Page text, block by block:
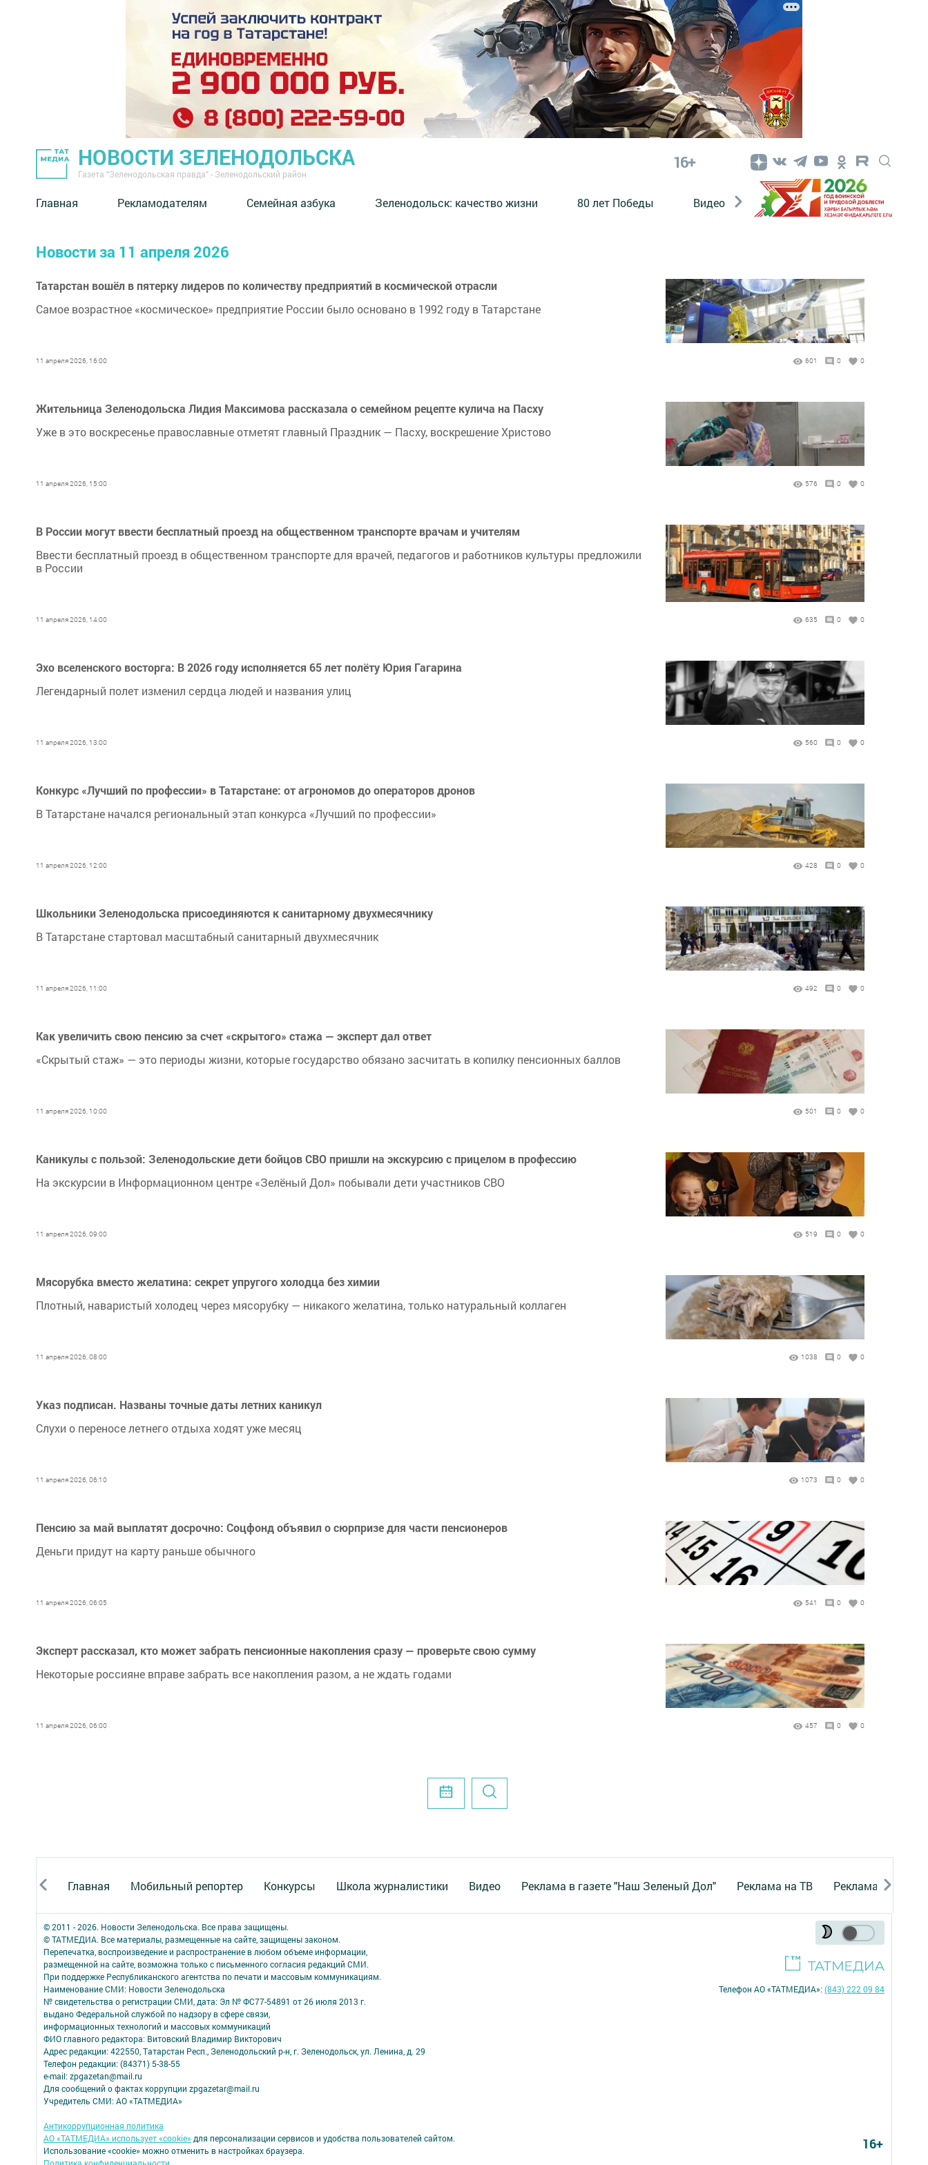
НОВОСТИ ЗЕЛЕНОДОЛЬСКА
Газета "Зеленодольская правда" - Зеленодольский район
16+
Главная Рекламодателям Семейная азбука ⁠Зеленодольск: качество жизни 80 лет Победы Видео Конкурсы ЭтноДети
Новости за 11 апреля 2026
Татарстан вошёл в пятерку лидеров по количеству предприятий в космической отрасли
Самое возрастное «космическое» предприятие России было основано в 1992 году в Татарстане
11 апреля 2026, 16:00 601 0 0
Жительница Зеленодольска Лидия Максимова рассказала о семейном рецепте кулича на Пасху
Уже в это воскресенье православные отметят главный Праздник — Пасху, воскрешение Христово
11 апреля 2026, 15:00 576 0 0
В России могут ввести бесплатный проезд на общественном транспорте врачам и учителям
Ввести бесплатный проезд в общественном транспорте для врачей, педагогов и работников культуры предложили
в России
11 апреля 2026, 14:00 635 0 0
Эхо вселенского восторга: В 2026 году исполняется 65 лет полёту Юрия Гагарина
Легендарный полет изменил сердца людей и названия улиц
11 апреля 2026, 13:00 560 0 0
Конкурс «Лучший по профессии» в Татарстане: от агрономов до операторов дронов
В Татарстане начался региональный этап конкурса «Лучший по профессии»
11 апреля 2026, 12:00 428 0 0
Школьники Зеленодольска присоединяются к санитарному двухмесячнику
В Татарстане стартовал масштабный санитарный двухмесячник
11 апреля 2026, 11:00 492 0 0
Как увеличить свою пенсию за счет «скрытого» стажа — эксперт дал ответ
«Скрытый стаж» — это периоды жизни, которые государство обязано засчитать в копилку пенсионных баллов
11 апреля 2026, 10:00 501 0 0
Каникулы с пользой: Зеленодольские дети бойцов СВО пришли на экскурсию с прицелом в профессию
На экскурсии в Информационном центре «Зелёный Дол» побывали дети участников СВО
11 апреля 2026, 09:00 519 0 0
Мясорубка вместо желатина: секрет упругого холодца без химии
Плотный, наваристый холодец через мясорубку — никакого желатина, только натуральный коллаген
11 апреля 2026, 08:00 1038 0 0
Указ подписан. Названы точные даты летних каникул
Слухи о переносе летнего отдыха ходят уже месяц
11 апреля 2026, 06:10 1073 0 0
Пенсию за май выплатят досрочно: Соцфонд объявил о сюрпризе для части пенсионеров
Деньги придут на карту раньше обычного
11 апреля 2026, 06:05 541 0 0
Эксперт рассказал, кто может забрать пенсионные накопления сразу — проверьте свою сумму
Некоторые россияне вправе забрать все накопления разом, а не ждать годами
11 апреля 2026, 06:00 457 0 0
Главная Мобильный репортер Конкурсы Школа журналистики Видео Реклама в газете "Наш Зеленый Дол" Реклама на ТВ Реклама в
© 2011 - 2026. Новости Зеленодольска. Все права защищены.
© ТАТМЕДИА. Все материалы, размещенные на сайте, защищены законом.
Перепечатка, воспроизведение и распространение в любом объеме информации,
размещенной на сайте, возможна только с письменного согласия редакций СМИ.
При поддержке Республиканского агентства по печати и массовым коммуникациям.
Наименование СМИ: Новости Зеленодольска
№ свидетельства о регистрации СМИ, дата: Эл № ФС77-54891 от 26 июля 2013 г.
выдано Федеральной службой по надзору в сфере связи,
информационных технологий и массовых коммуникаций
ФИО главного редактора: Витовский Владимир Викторович
Адрес редакции: 422550, Татарстан Респ., Зеленодольский р-н, г. Зеленодольск, ул. Ленина, д. 29
Телефон редакции: (84371) 5-38-55
e-mail: zpgazetan@mail.ru
Для сообщений о фактах коррупции zpgazetar@mail.ru
Учредитель СМИ: АО «ТАТМЕДИА»
Антикоррупционная политика
АО «ТАТМЕДИА» использует «cookie» для персонализации сервисов и удобства пользователей сайтом.
Использование «cookie» можно отменить в настройках браузера.
Телефон АО «ТАТМЕДИА»:(843) 222 09 84
16+